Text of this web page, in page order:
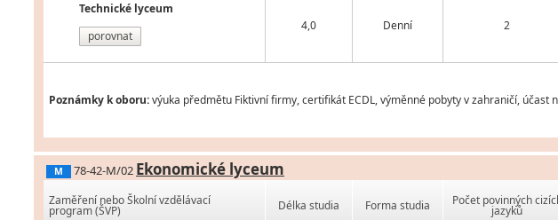
Technické lyceum
porovnat
4,0 Denní 2
Poznámky k oboru:výuka předmětu Fiktivní firmy, certifikát ECDL, výměnné pobyty v zahraničí, účast
M 78-42-M/02 Ekonomické lyceum
Zaměření nebo Školní vzdělávací
program (ŠVP) Délka studia Forma studia Počet povinných
jazyků